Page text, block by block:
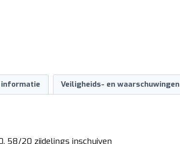
Veiligheids- en waarschuwingen
58/20 zijdelings inschuiven